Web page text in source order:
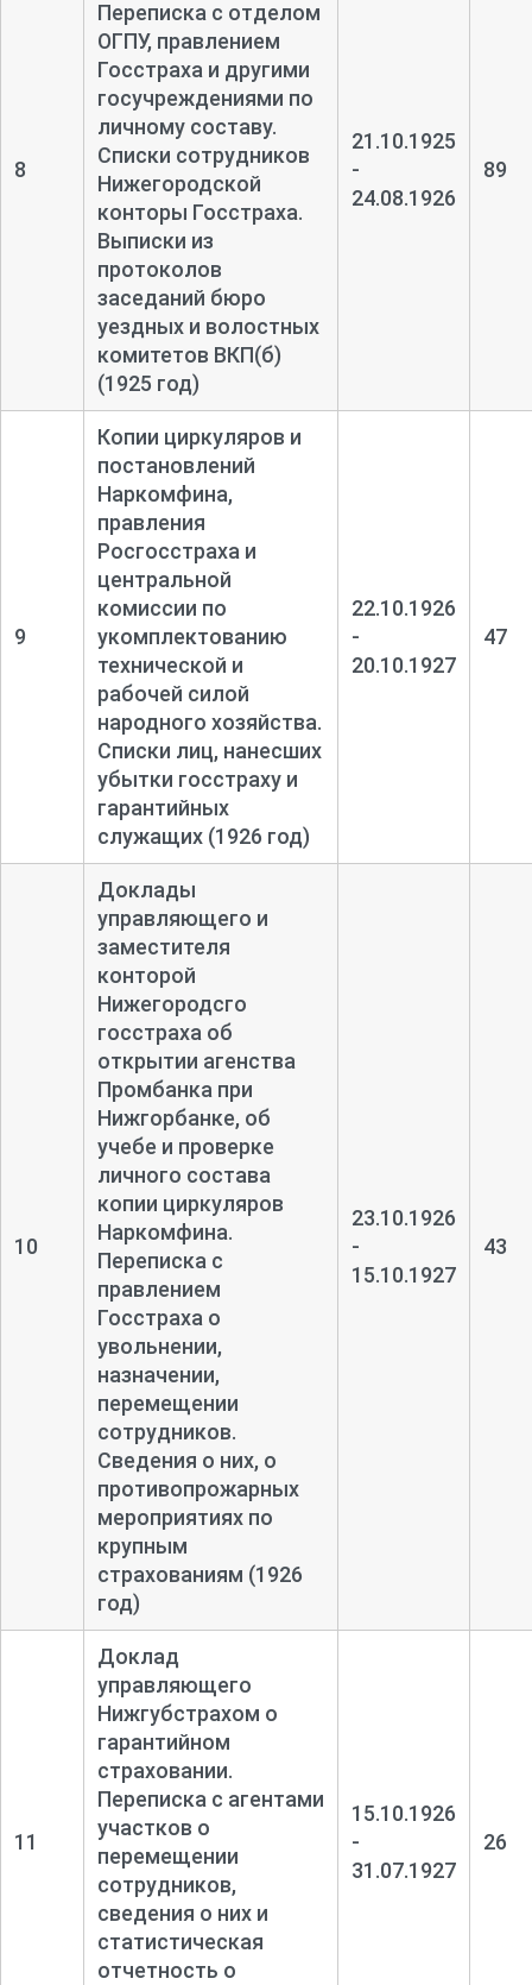
8
Переписка с отделом
ОГПУ, правлением
Госстраха и другими
госучреждениями по
личному составу.
Списки сотрудников
Нижегородской
конторы Госстраха.
Выписки из
протоколов
заседаний бюро
уездных и волостных
комитетов ВКП(б)
(1925 год)
21.10.1925
-
24.08.1926
89
9
Копии циркуляров и
постановлений
Наркомфина,
правления
Росгосстраха и
центральной
комиссии по
укомплектованию
технической и
рабочей силой
народного хозяйства.
Списки лиц, нанесших
убытки госстраху и
гарантийных
служащих (1926 год)
22.10.1926
-
20.10.1927
47
10
Доклады
управляющего и
заместителя
конторой
Нижегородсго
госстраха об
открытии агенства
Промбанка при
Нижгорбанке, об
учебе и проверке
личного состава
копии циркуляров
Наркомфина.
Переписка с
правлением
Госстраха о
увольнении,
назначении,
перемещении
сотрудников.
Сведения о них, о
противопрожарных
мероприятиях по
крупным
страхованиям (1926
год)
23.10.1926
-
15.10.1927
43
11
Доклад
управляющего
Нижгубстрахом о
гарантийном
страховании.
Переписка с агентами
участков о
перемещении
сотрудников,
сведения о них и
статистическая
отчетность о
15.10.1926
-
31.07.1927
26